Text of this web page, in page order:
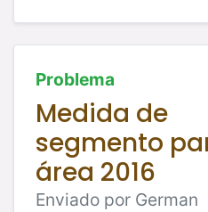
Problema
Medida de
segmento
área 2016
Enviado por German